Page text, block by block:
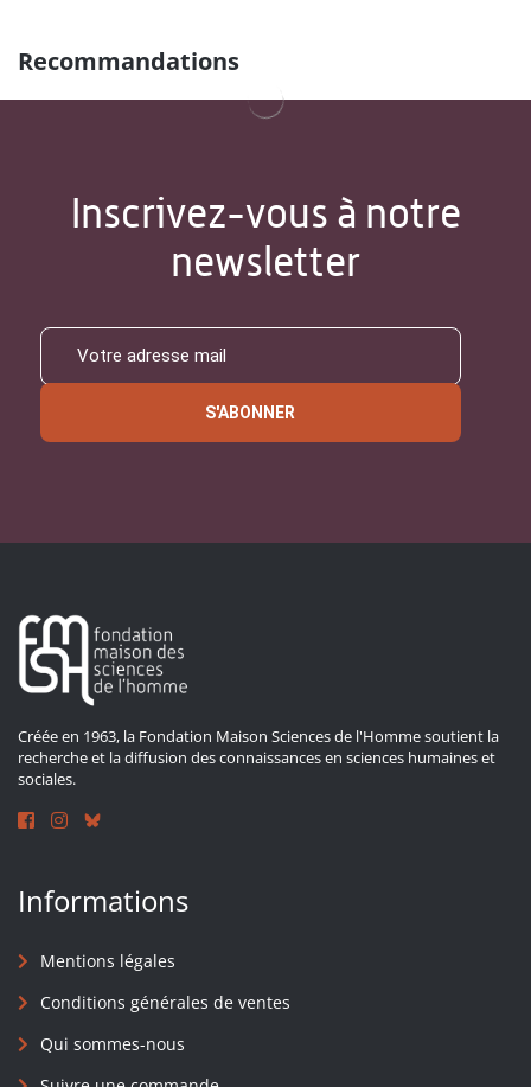
Recommandations
Inscrivez-vous à notre
newsletter
S'ABONNER
Créée en 1963, la Fondation Maison Sciences de l'Homme soutient la
recherche et la diffusion des connaissances en sciences humaines et
sociales.
Informations
Mentions légales
Conditions générales de ventes
Qui sommes-nous